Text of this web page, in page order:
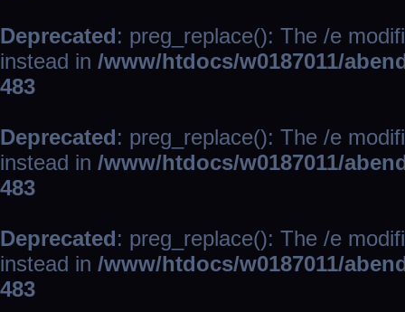
Deprecated: preg_replace(): The /e
instead in /www/htdocs/w0187011/
483
Deprecated: preg_replace(): The /e
instead in /www/htdocs/w0187011/
483
Deprecated: preg_replace(): The /e
instead in /www/htdocs/w0187011/
483